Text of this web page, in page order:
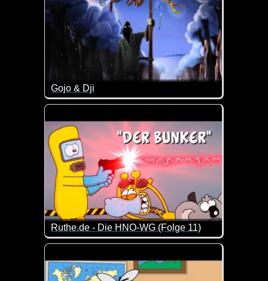
Gojo & Dji
An Silvester mal ordentlich mit Freunden einen
Ruthe.de - Die HNO-WG (Folge 11)
Eine neue Folge von den drei lustigen Gesellen